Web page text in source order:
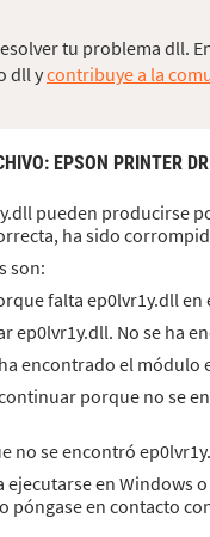
tu problema dll.
dll ycontribuye a la
: EPSON PRINTER
pueden producirse
ha sido
son:
falta ep0lvr1y.dll
ep0lvr1y.dll. No se ha
encontrado el módulo
porque no se
no se encontró
en
póngase en contacto